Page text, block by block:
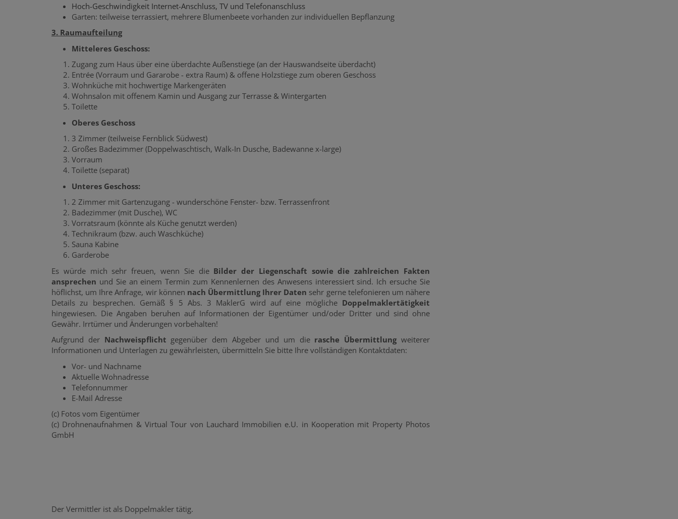
Hoch-Geschwindigkeit Internet-Anschluss, TV und Telefonanschluss
Garten: teilweise terrassiert, mehrere Blumenbeete vorhanden zur individuellen Bepflanzung
3. Raumaufteilung
Mitteleres Geschoss:
Zugang zum Haus über eine überdachte Außenstiege (an der Hauswandseite überdacht)
Entrée (Vorraum und Gararobe - extra Raum) & offene Holzstiege zum oberen Geschoss
Wohnküche mit hochwertige Markengeräten
Wohnsalon mit offenem Kamin und Ausgang zur Terrasse & Wintergarten
Toilette
Oberes Geschoss
3 Zimmer (teilweise Fernblick Südwest)
Großes Badezimmer (Doppelwaschtisch, Walk-In Dusche, Badewanne x-large)
Vorraum
Toilette (separat)
Unteres Geschoss:
2 Zimmer mit Gartenzugang - wunderschöne Fenster- bzw. Terrassenfront
Badezimmer (mit Dusche), WC
Vorratsraum (könnte als Küche genutzt werden)
Technikraum (bzw. auch Waschküche)
Sauna Kabine
Garderobe
Es würde mich sehr freuen, wenn Sie die Bilder der Liegenschaft sowie die zahlreichen Fakten
ansprechen und Sie an einem Termin zum Kennenlernen des Anwesens interessiert sind. Ich ersuche Sie
höflichst, um Ihre Anfrage, wir können nach Übermittlung Ihrer Daten sehr gerne telefonieren um nähere
Details zu besprechen. Gemäß § 5 Abs. 3 MaklerG wird auf eine mögliche Doppelmaklertätigkeit
hingewiesen. Die Angaben beruhen auf Informationen der Eigentümer und/oder Dritter und sind ohne
Gewähr. Irrtümer und Änderungen vorbehalten!
Aufgrund der Nachweispflicht gegenüber dem Abgeber und um die rasche Übermittlungweiterer
Informationen und Unterlagen zu gewährleisten, übermitteln Sie bitte Ihre vollständigen Kontaktdaten:
Vor- und Nachname
Aktuelle Wohnadresse
Telefonnummer
E-Mail Adresse
(c) Fotos vom Eigentümer
(c) Drohnenaufnahmen & Virtual Tour von Lauchard Immobilien e.U. in Kooperation mit Property Photos
GmbH
Der Vermittler ist als Doppelmakler tätig.